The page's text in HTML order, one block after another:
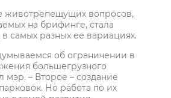
животрепещущих вопросов,
на брифинге, стала
в самых разных ее вариациях.
об ограничении в
большегрузного
мэр. – Второе – создание
Но работа по их